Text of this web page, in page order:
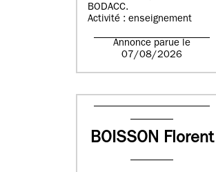
BODACC.
Activité : enseignement
Annonce parue le
07/08/2026
BOISSON Florent